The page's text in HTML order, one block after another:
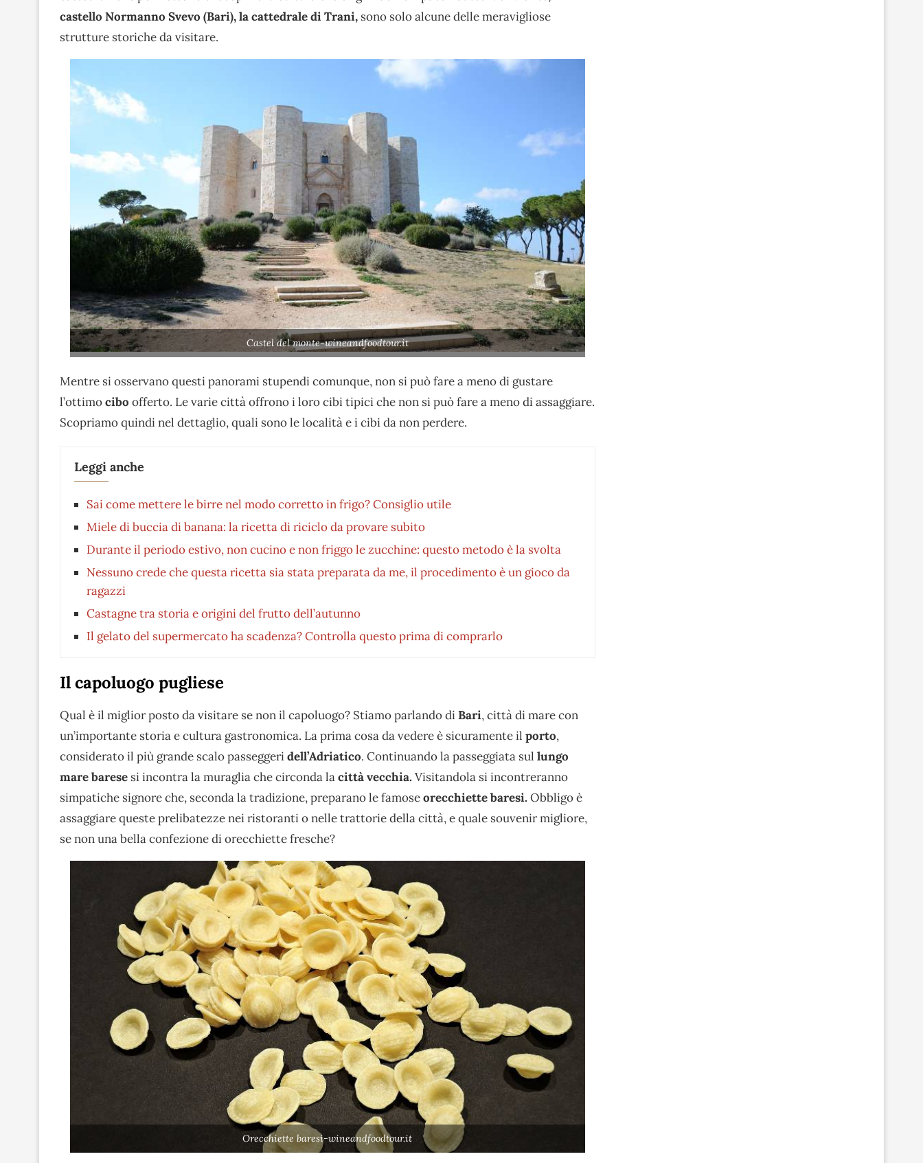
castello Normanno Svevo (Bari), la cattedrale di Trani, sono solo alcune delle meravigliose
strutture storiche da visitare.
Castel del monte-wineandfoodtour.it
Mentre si osservano questi panorami stupendi comunque, non si può fare a meno di gustare
l’ottimocibo offerto. Le varie città offrono i loro cibi tipici che non si può fare a meno di assaggiare.
Scopriamo quindi nel dettaglio, quali sono le località e i cibi da non perdere.
Leggi anche
Sai come mettere le birre nel modo corretto in frigo? Consiglio utile
Miele di buccia di banana: la ricetta di riciclo da provare subito
Durante il periodo estivo, non cucino e non friggo le zucchine: questo metodo è la svolta
Nessuno crede che questa ricetta sia stata preparata da me, il procedimento è un gioco da
ragazzi
Castagne tra storia e origini del frutto dell’autunno
Il gelato del supermercato ha scadenza? Controlla questo prima di comprarlo
Il capoluogo pugliese
Qual è il miglior posto da visitare se non il capoluogo? Stiamo parlando diBari, città di mare con
un’importante storia e cultura gastronomica. La prima cosa da vedere è sicuramente il porto,
considerato il più grande scalo passeggeridell’Adriatico. Continuando la passeggiata sul lungo
marebarese si incontra la muraglia che circonda lacittà vecchia. Visitandola si incontreranno
simpatiche signore che, seconda la tradizione, preparano le famoseorecchiette baresi. Obbligo è
assaggiare queste prelibatezze nei ristoranti o nelle trattorie della città, e quale souvenir migliore,
se non una bella confezione di orecchiette fresche?
Orecchiette baresi-wineandfoodtour.it